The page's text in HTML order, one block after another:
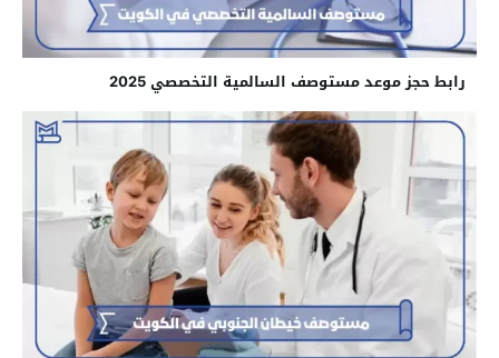
رابط حجز موعد مستوصف السالمية التخصصي 2025